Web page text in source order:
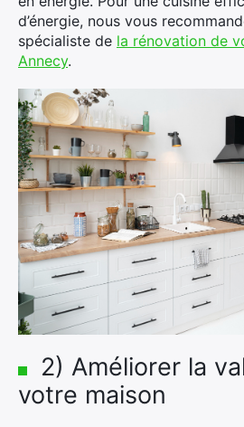
d’énergie, nous vous
spécialiste de la rénovation de
Annecy.
2) Améliorer la
votre maison